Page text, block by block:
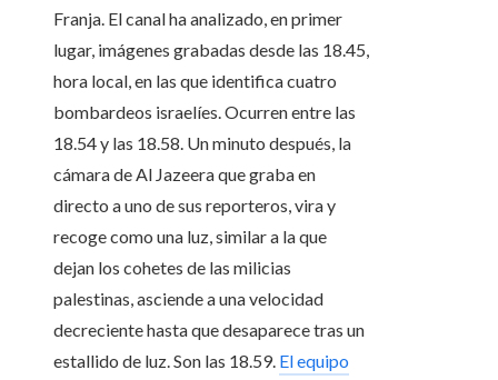
Franja. El canal ha analizado, en primer
lugar, imágenes grabadas desde las 18.45,
hora local, en las que identifica cuatro
bombardeos israelíes. Ocurren entre las
18.54 y las 18.58. Un minuto después, la
cámara de Al Jazeera que graba en
directo a uno de sus reporteros, vira y
recoge como una luz, similar a la que
dejan los cohetes de las milicias
palestinas, asciende a una velocidad
decreciente hasta que desaparece tras un
estallido de luz. Son las 18.59. El equipo